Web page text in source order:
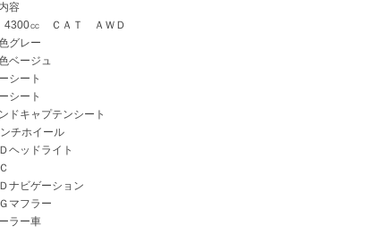
容
㏄ ＣＡＴ ＡＷＤ
グレー
ベージュ
シート
シート
ドキャプテンシート
チホイール
ヘッドライト
ナビゲーション
マフラー
ラー車